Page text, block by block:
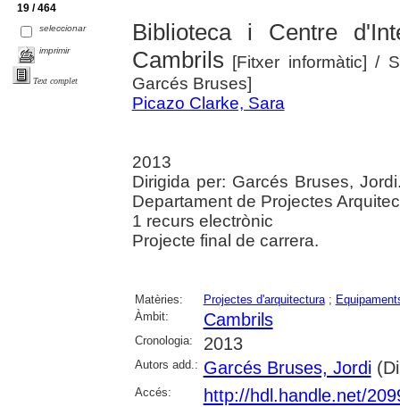
19 / 464
seleccionar
imprimir
Text complet
Biblioteca i Centre
Cambrils [Fitxer informàtic]/
Garcés Bruses]
Picazo Clarke, Sara
2013
Dirigida per: Garcés Bruses,
Departament de Projectes
1 recurs electrònic
Projecte final de carrera.
Matèries: Projectes d'arquitectura;
Àmbit:
Cambrils
Cronologia: 2013
Autors add.: Garcés Bruses, Jordi
Accés: http://hdl.handle.net/